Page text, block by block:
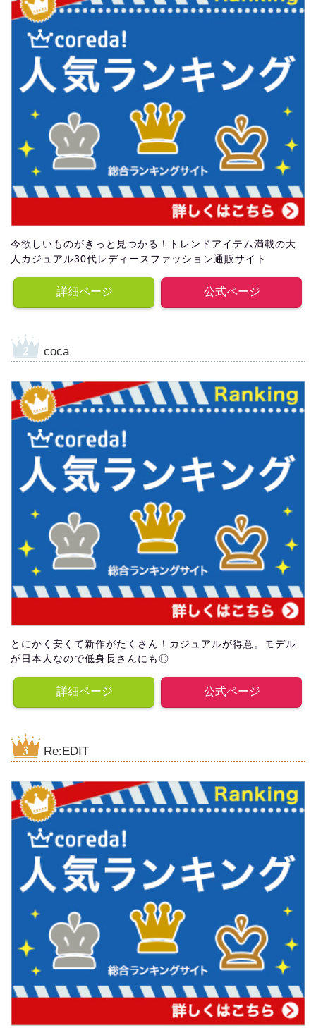
今欲しいものがきっと見つかる！トレンドアイテム満載の大
人カジュアル30代レディースファッション通販サイト
詳細ページ 公式ページ
coca
とにかく安くて新作がたくさん！カジュアルが得意。モデル
が日本人なので低身長さんにも◎
詳細ページ 公式ページ
Re:EDIT